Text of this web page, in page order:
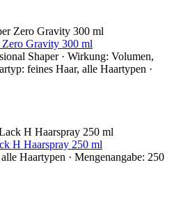
Zero Gravity 300 ml
Shaper · Wirkung: Volumen,
feines Haar, alle Haartypen ·
H Haarspray 250 ml
Haartypen · Mengenangabe: 250